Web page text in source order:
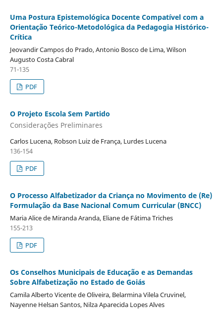
Uma Postura Epistemológica Docente Compatível com a
Orientação Teórico-Metodológica da Pedagogia Histórico-
Crítica
Jeovandir Campos do Prado, Antonio Bosco de Lima, Wilson
Augusto Costa Cabral
71-135
PDF
O Projeto Escola Sem Partido
Considerações Preliminares
Carlos Lucena, Robson Luiz de França, Lurdes Lucena
136-154
PDF
O Processo Alfabetizador da Criança no Movimento de (Re)
Formulação da Base Nacional Comum Curricular (BNCC)
Maria Alice de Miranda Aranda, Eliane de Fátima Triches
155-213
PDF
Os Conselhos Municipais de Educação e as Demandas
Sobre Alfabetização no Estado de Goiás
Camila Alberto Vicente de Oliveira, Belarmina Vilela Cruvinel,
Nayenne Helsan Santos, Nilza Aparecida Lopes Alves